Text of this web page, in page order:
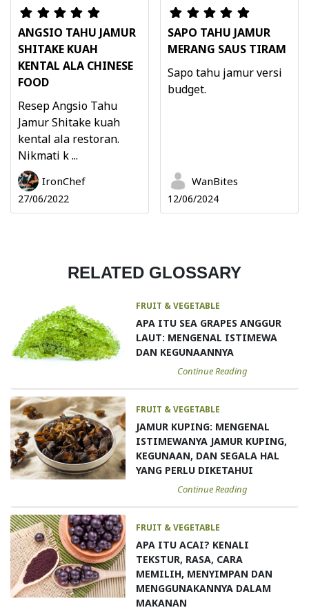
ANGSIO TAHU JAMUR
SHITAKE KUAH
KENTAL ALA CHINESE
FOOD
Resep Angsio Tahu
Jamur Shitake kuah
kental ala restoran.
Nikmati k ...
IronChef
27/06/2022
SAPO TAHU JAMUR
MERANG SAUS TIRAM
Sapo tahu jamur versi
budget.
WanBites
12/06/2024
RELATED GLOSSARY
FRUIT & VEGETABLE
APA ITU SEA GRAPES ANGGUR
LAUT: MENGENAL ISTIMEWA
DAN KEGUNAANNYA
Continue Reading
FRUIT & VEGETABLE
JAMUR KUPING: MENGENAL
ISTIMEWANYA JAMUR KUPING,
KEGUNAAN, DAN SEGALA HAL
YANG PERLU DIKETAHUI
Continue Reading
FRUIT & VEGETABLE
APA ITU ACAI? KENALI
TEKSTUR, RASA, CARA
MEMILIH, MENYIMPAN DAN
MENGGUNAKANNYA DALAM
MAKANAN